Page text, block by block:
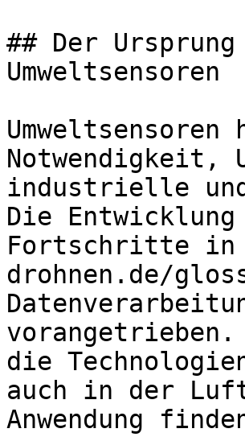
## Der
Umweltsensoren
Notwendigkeit,
industrielle
Die
Fortschritte in
drohnen.de/
die
auch in der
Anwendung